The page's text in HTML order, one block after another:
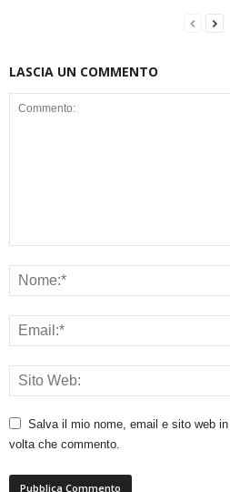
LASCIA UN COMMENTO
Salva il mio nome, email e sito web
volta che commento.